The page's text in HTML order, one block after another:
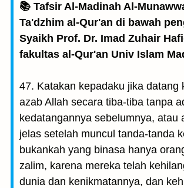
📚 Tafsir Al-Madinah Al-
Ta'dzhim al-Qur'an di bawah
Syaikh Prof. Dr. Imad Zuhair
fakultas al-Qur'an Univ Islam
47. Katakan kepadaku jika datang
azab Allah secara tiba-tiba tanpa
kedatangannya sebelumnya, atau
jelas setelah muncul tanda-tanda
bukankah yang binasa hanya
zalim, karena mereka telah
dunia dan kenikmatannya, dan